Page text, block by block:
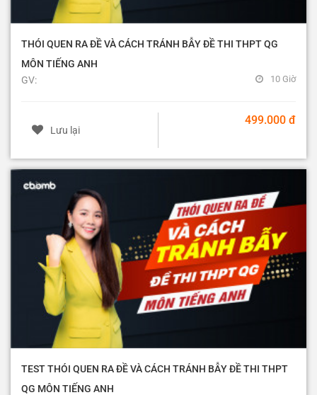
THÓI QUEN RA ĐỀ VÀ CÁCH TRÁNH BẪY ĐỀ THI THPT QG
MÔN TIẾNG ANH
GV:
10 Giờ
Lưu lại
499.000 đ
TEST THÓI QUEN RA ĐỀ VÀ CÁCH TRÁNH BẪY ĐỀ THI THPT
QG MÔN TIẾNG ANH